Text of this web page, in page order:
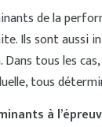
de la
Ils sont aussi
tous les
tous
à